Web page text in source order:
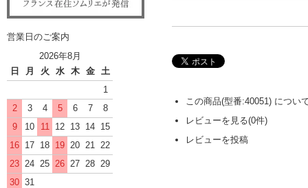
この商品(型番:40051) につい
レビューを見る(0件)
レビューを投稿
営業日のご案内
2026年8月
日
月 火 水 木 金
土
1
2
3 4 5 6 7
8
9
10 11 12 13 14 15
16 17 18 19 20 21 22
23 24 25 26 27 28 29
30 31